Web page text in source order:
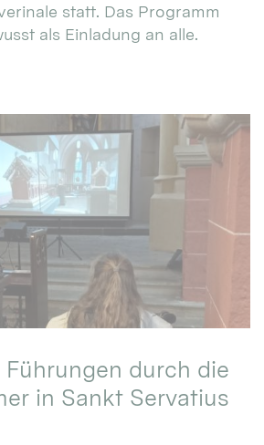
statt. Das Programm
als Einladung an alle.
Führungen durch die
in Sankt Servatius